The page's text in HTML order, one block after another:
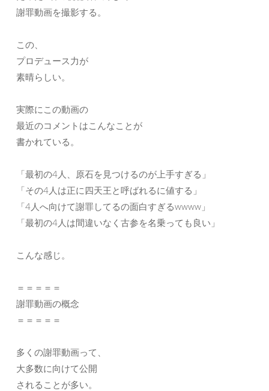
謝罪動画を撮影する。
この、
プロデュース力が
素晴らしい。
実際にこの動画の
最近のコメントはこんなことが
書かれている。
「最初の4人、原石を見つけるのが上手すぎる」
「その4人は正に四天王と呼ばれるに値する」
「4人へ向けて謝罪してるの面白すぎるwwww」
「最初の4人は間違いなく古参を名乗っても良い」
こんな感じ。
＝＝＝＝＝
謝罪動画の概念
＝＝＝＝＝
多くの謝罪動画って、
大多数に向けて公開
されることが多い。